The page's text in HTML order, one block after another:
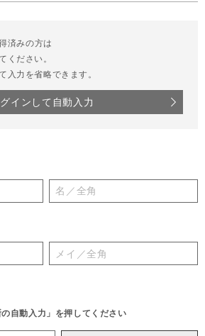
済みの方は
ください。
入力を省略できます。
インして自動入力
自動入力」を押してください